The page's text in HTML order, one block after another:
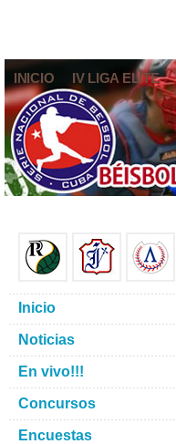
INICIO IV LIGA ELITE
Inicio
Noticias
En vivo!!!
Concursos
Encuestas